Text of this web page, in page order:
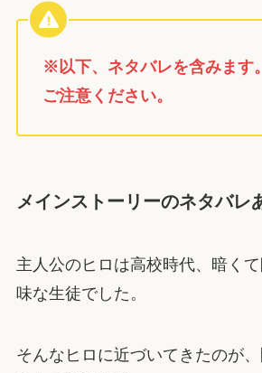
※以下、ネタバレを含みます
ご注意ください。
メインストーリーのネタバレ
主人公のヒロは高校時代、暗く
味な生徒でした。
そんなヒロに近づいてきたのが